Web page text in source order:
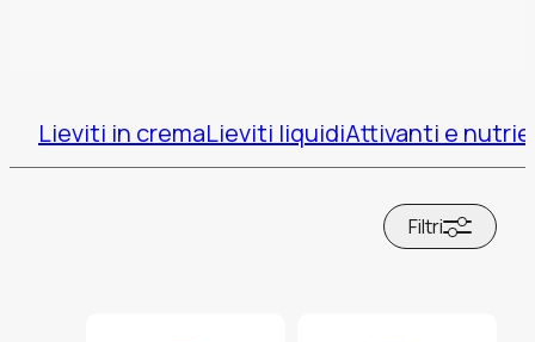
Lieviti in cremaLieviti liquidiAttivanti e
Filtri